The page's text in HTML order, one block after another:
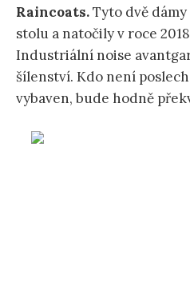
Raincoats.Tyto dvě
stolu a natočily v roce
Industriální noise
šílenství. Kdo není
vybaven, bude hodně